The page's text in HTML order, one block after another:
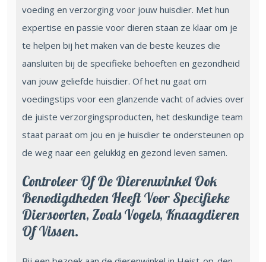
voeding en verzorging voor jouw huisdier. Met hun
expertise en passie voor dieren staan ze klaar om je
te helpen bij het maken van de beste keuzes die
aansluiten bij de specifieke behoeften en gezondheid
van jouw geliefde huisdier. Of het nu gaat om
voedingstips voor een glanzende vacht of advies over
de juiste verzorgingsproducten, het deskundige team
staat paraat om jou en je huisdier te ondersteunen op
de weg naar een gelukkig en gezond leven samen.
Controleer Of De Dierenwinkel Ook
Benodigdheden Heeft Voor Specifieke
Diersoorten, Zoals Vogels, Knaagdieren
Of Vissen.